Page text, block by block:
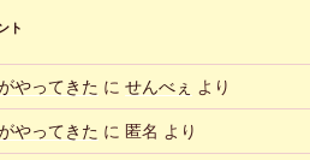
ト
やってきた に せんべぇ より
やってきた に 匿名 より